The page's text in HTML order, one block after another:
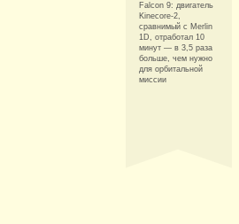
Falcon 9: двигатель
Kinecore-2,
сравнимый с Merlin
1D, отработал 10
минут — в 3,5 раза
больше, чем нужно
для орбитальной
миссии